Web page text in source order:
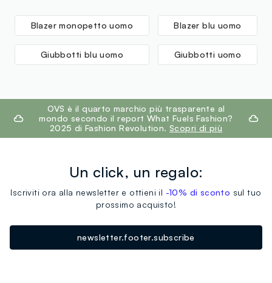
Blazer monopetto uomo Blazer blu uomo
Giubbotti blu uomo Giubbotti uomo
footer.ariatitleOVS è il quarto marchio più trasparente al
mondo secondo il report What Fuels Fashion?
2025 di Fashion Revolution. Scopri di più
Un click, un regalo:
Iscriviti ora alla newsletter e ottieni il -10% di sconto sul tuo
prossimo acquisto!
newsletter.footer.subscribe